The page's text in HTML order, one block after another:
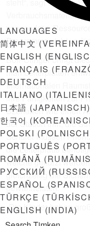
LANGUAGES
简体中文 (
ENGLISH (
FRANÇAIS (
DEUTSCH
ITALIANO (
日本語 (JAPANISCH)
한국어 (
POLSKI (POLNISCH
PORTUGUÊS (
ROMÂNĂ (
РУССКИЙ (
ESPAÑOL (
TÜRKÇE (
ENGLISH (INDIA)
verwendet –
Programms nicht
Boff-Clinger bringt
man Leiterplatten
Internationalen
ihre Fähigkeiten zur
Szenarien wie einen
der Station trifft, die
Schüler müssen
die Leiterplatte
welche gekürzt
gleichzeitig die
gewährleisten.
„Die Kinder haben
zwei Händen zu